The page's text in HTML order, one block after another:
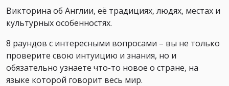
Викторина об Англии, её традициях, людях, местах и
культурных особенностях.
8 раундов с интересными вопросами – вы не только
проверите свою интуицию и знания, но и
обязательно узнаете что-то новое о стране, на
языке которой говорит весь мир.